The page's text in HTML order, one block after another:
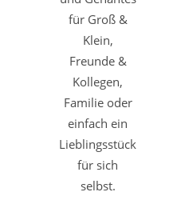
für Groß &
Klein,
Freunde &
Kollegen,
Familie oder
einfach ein
Lieblingsstück
für sich
selbst.